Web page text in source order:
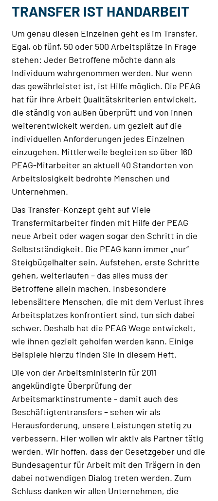
TRANSFER IST HANDARBEIT
Um genau diesen Einzelnen geht es im Transfer.
Egal, ob fünf, 50 oder 500 Arbeitsplätze in Frage
stehen: Jeder Betroffene möchte dann als
Individuum wahrgenommen werden. Nur wenn
das gewährleistet ist, ist Hilfe möglich. Die PEAG
hat für ihre Arbeit Qualitätskriterien entwickelt,
die ständig von außen überprüft und von innen
weiterentwickelt werden, um gezielt auf die
individuellen Anforderungen jedes Einzelnen
einzugehen. Mittlerweile begleiten so über 160
PEAG-Mitarbeiter an aktuell 40 Standorten von
Arbeitslosigkeit bedrohte Menschen und
Unternehmen.
Das Transfer-Konzept geht auf Viele
Transfermitarbeiter finden mit Hilfe der PEAG
neue Arbeit oder wagen sogar den Schritt in die
Selbstständigkeit. Die PEAG kann immer „nur“
Steigbügelhalter sein. Aufstehen, erste Schritte
gehen, weiterlaufen – das alles muss der
Betroffene allein machen. Insbesondere
lebensältere Menschen, die mit dem Verlust ihres
Arbeitsplatzes konfrontiert sind, tun sich dabei
schwer. Deshalb hat die PEAG Wege entwickelt,
wie ihnen gezielt geholfen werden kann. Einige
Beispiele hierzu finden Sie in diesem Heft.
Die von der Arbeitsministerin für 2011
angekündigte Überprüfung der
Arbeitsmarktinstrumente - damit auch des
Beschäftigtentransfers – sehen wir als
Herausforderung, unsere Leistungen stetig zu
verbessern. Hier wollen wir aktiv als Partner tätig
werden. Wir hoffen, dass der Gesetzgeber und die
Bundesagentur für Arbeit mit den Trägern in den
dabei notwendigen Dialog treten werden. Zum
Schluss danken wir allen Unternehmen, die